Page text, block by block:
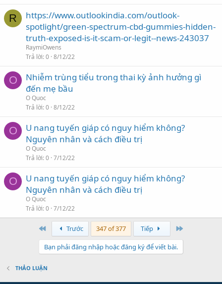
R
https://www.outlookindia.com/outlook-
spotlight/green-spectrum-cbd-gummies-hidden-
truth-exposed-is-it-scam-or-legit--news-243037
RaymiOwens
Trả lời 0 8/12/22
O
Nhiễm trùng tiểu trong thai kỳ ảnh hưởng gì
đến mẹ bầu
O Quoc
Trả lời 0 8/12/22
O
U nang tuyến giáp có nguy hiểm không?
Nguyên nhân và cách điều trị
O Quoc
Trả lời 0 7/12/22
O
U nang tuyến giáp có nguy hiểm không?
Nguyên nhân và cách điều trị
O Quoc
Trả lời 0 7/12/22
First Trước 347 of 377 Tiếp
Bạn phải đăng nhập hoặc đăng ký để viết bài.
THẢO LUẬN